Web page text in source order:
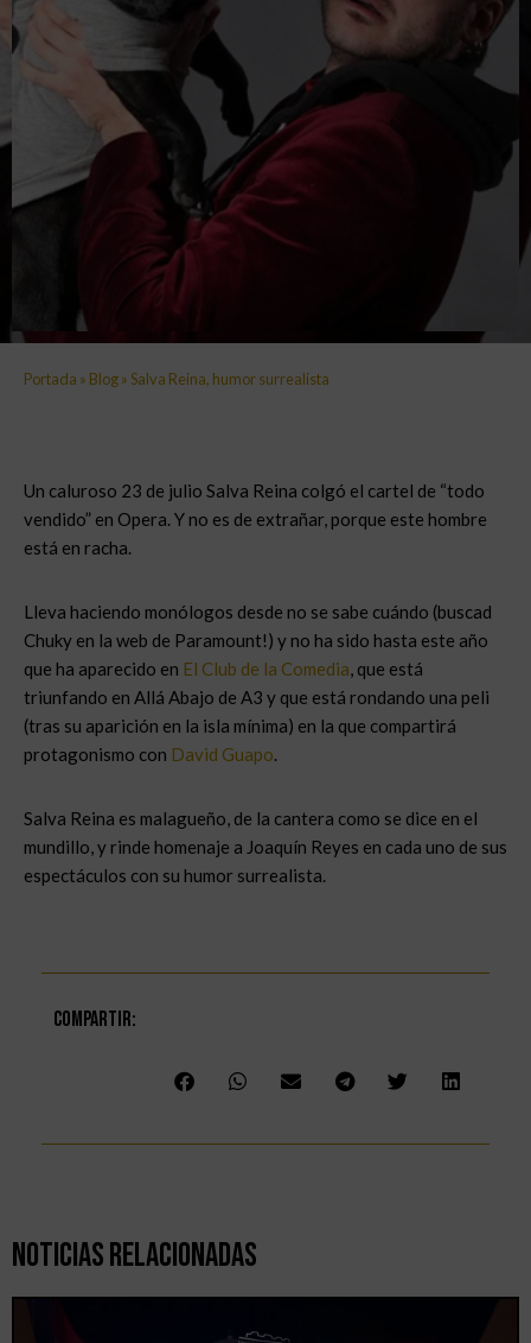
Portada » Blog»Salva Reina, humor surrealista
Un caluroso 23 de julio Salva Reina colgó el cartel de “todo
vendido” en Opera. Y no es de extrañar, porque este hombre
está en racha.
Lleva haciendo monólogos desde no se sabe cuándo (buscad
Chuky en la web de Paramount!) y no ha sido hasta este año
que ha aparecido en El Club de la Comedia, que está
triunfando en Allá Abajo de A3 y que está rondando una peli
(tras su aparición en la isla mínima) en la que compartirá
protagonismo con David Guapo.
Salva Reina es malagueño, de la cantera como se dice en el
mundillo, y rinde homenaje a Joaquín Reyes en cada uno de sus
espectáculos con su humor surrealista.
Compartir:
Noticias Relacionadas